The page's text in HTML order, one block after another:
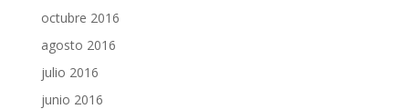
octubre 2016
agosto 2016
julio 2016
junio 2016